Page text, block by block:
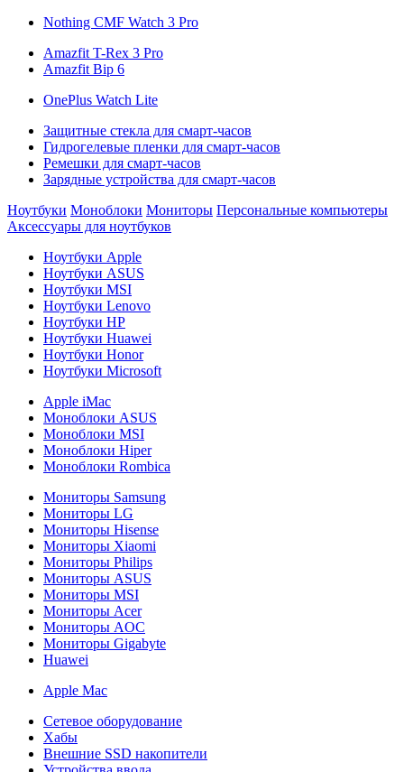
Nothing CMF Watch 3 Pro
Amazfit T-Rex 3 Pro
Amazfit Bip 6
OnePlus Watch Lite
Защитные стекла для смарт-часов
Гидрогелевые пленки для смарт-часов
Ремешки для смарт-часов
Зарядные устройства для смарт-часов
Ноутбуки Моноблоки Мониторы Персональные компьютеры
Аксессуары для ноутбуков
Ноутбуки Apple
Ноутбуки ASUS
Ноутбуки MSI
Ноутбуки Lenovo
Ноутбуки HP
Ноутбуки Huawei
Ноутбуки Honor
Ноутбуки Microsoft
Apple iMac
Моноблоки ASUS
Моноблоки MSI
Моноблоки Hiper
Моноблоки Rombica
Мониторы Samsung
Мониторы LG
Мониторы Hisense
Мониторы Xiaomi
Мониторы Philips
Мониторы ASUS
Мониторы MSI
Мониторы Acer
Мониторы AOC
Мониторы Gigabyte
Huawei
Apple Mac
Сетевое оборудование
Хабы
Внешние SSD накопители